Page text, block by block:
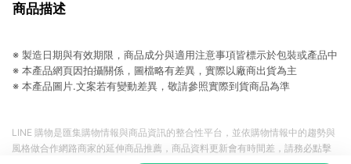
商品描述
※ 製造日期與有效期限，商品成分與適用注意事項皆標示於包裝或產品中
※ 本產品網頁因拍攝關係，圖檔略有差異，實際以廠商出貨為主
※ 本產品圖片.文案若有變動差異，敬請參照實際到貨商品為準
LINE 購物是匯集購物情報與商品資訊的整合性平台，並依購物情報中的趨勢與
風格做合作網路商家的延伸商品推薦，商品資料更新會有時間差，請務必點擊